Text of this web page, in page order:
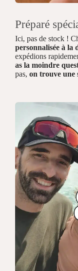
Préparé
Ici, pas de stock !
personnalisée à la
expédions
as la moindre
pas,on trouve une